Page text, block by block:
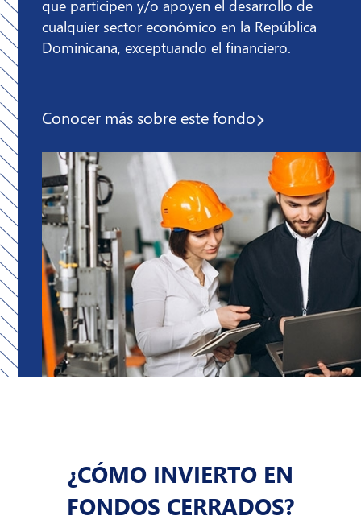
que participen y/o apoyen el desarrollo de
cualquier sector económico en la República
Dominicana, exceptuando el financiero.
Conocer más sobre este fondo
¿CÓMO INVIERTO EN
FONDOS CERRADOS?